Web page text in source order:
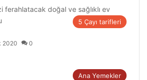
ferahlatacak doğal ve sağlıklı ev
5 Çayı tarifleri
2020 0
Ana Yemekler